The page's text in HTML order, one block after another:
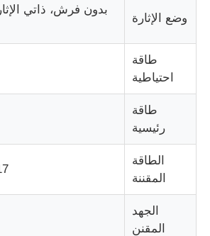
حول بنا
جولة في المعمل
ضبط الجودة
اتصل بنا
أخبار
وضع الإثارة
بدون فرش، ذاتي
طاقة
احتياطية
طاقة
رئيسية
الطاقة
المقننة
17 كيلو
الجهد
المقنن